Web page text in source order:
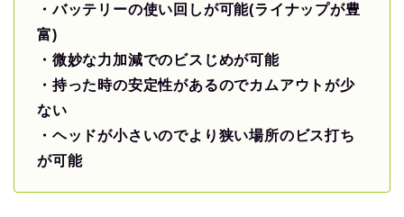
・バッテリーの使い回しが可能(ライナップが豊
富)
・微妙な力加減でのビスじめが可能
・持った時の安定性があるのでカムアウトが少
ない
・ヘッドが小さいのでより狭い場所のビス打ち
が可能